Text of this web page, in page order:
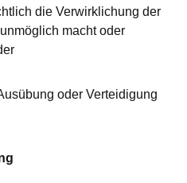
die Verwirklichung der
macht oder
oder Verteidigung